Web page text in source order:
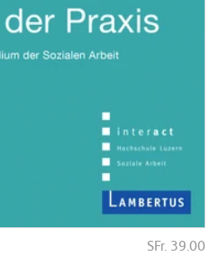
SFr. 39.00